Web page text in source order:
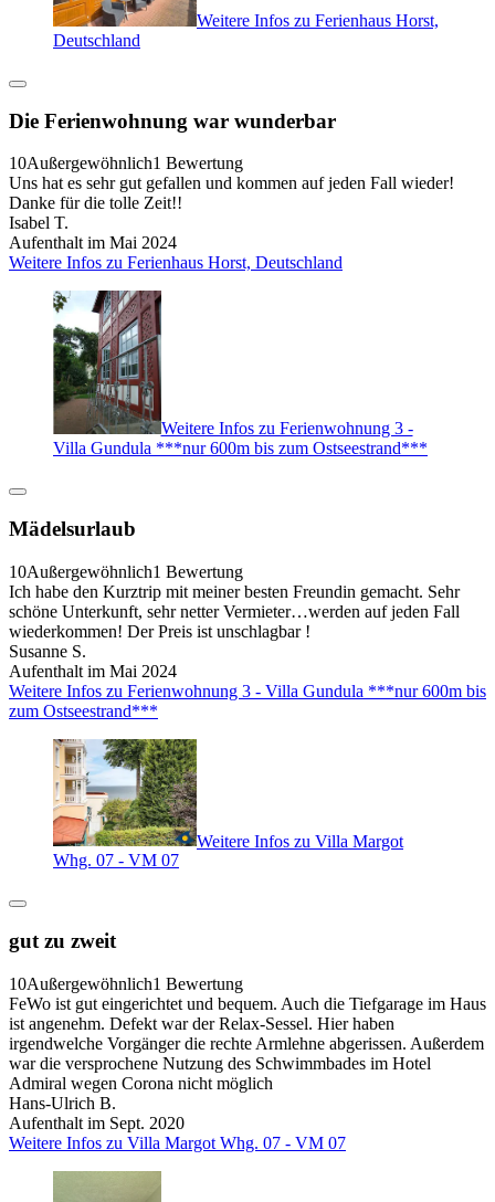
Weitere Infos zu Ferienhaus Horst,
Deutschland
Die Ferienwohnung war wunderbar
10Außergewöhnlich1 Bewertung
Uns hat es sehr gut gefallen und kommen auf jeden Fall wieder!
Danke für die tolle Zeit!!
Isabel T.
Aufenthalt im Mai 2024
Weitere Infos zu Ferienhaus Horst, Deutschland
Weitere Infos zu Ferienwohnung 3 -
Villa Gundula ***nur 600m bis zum Ostseestrand***
Mädelsurlaub
10Außergewöhnlich1 Bewertung
Ich habe den Kurztrip mit meiner besten Freundin gemacht. Sehr
schöne Unterkunft, sehr netter Vermieter…werden auf jeden Fall
wiederkommen! Der Preis ist unschlagbar !
Susanne S.
Aufenthalt im Mai 2024
Weitere Infos zu Ferienwohnung 3 - Villa Gundula ***nur 600m bis
zum Ostseestrand***
Weitere Infos zu Villa Margot
Whg. 07 - VM 07
gut zu zweit
10Außergewöhnlich1 Bewertung
FeWo ist gut eingerichtet und bequem. Auch die Tiefgarage im Haus
ist angenehm. Defekt war der Relax-Sessel. Hier haben
irgendwelche Vorgänger die rechte Armlehne abgerissen. Außerdem
war die versprochene Nutzung des Schwimmbades im Hotel
Admiral wegen Corona nicht möglich
Hans-Ulrich B.
Aufenthalt im Sept. 2020
Weitere Infos zu Villa Margot Whg. 07 - VM 07